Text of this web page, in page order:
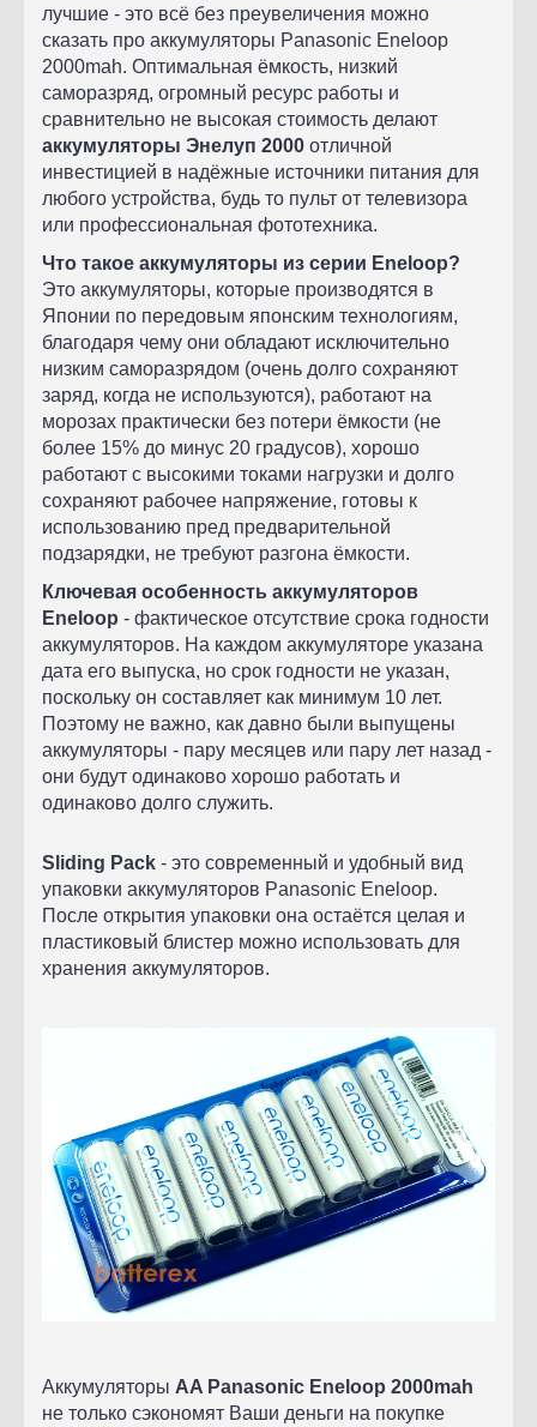
лучшие - это всё без преувеличения можно
сказать про аккумуляторы Panasonic Eneloop
2000mah. Оптимальная ёмкость, низкий
саморазряд, огромный ресурс работы и
сравнительно не высокая стоимость делают
аккумуляторы Энелуп 2000 отличной
инвестицией в надёжные источники питания для
любого устройства, будь то пульт от телевизора
или профессиональная фототехника.
Что такое аккумуляторы из серии Eneloop?
Это аккумуляторы, которые производятся в
Японии по передовым японским технологиям,
благодаря чему они обладают исключительно
низким саморазрядом (очень долго сохраняют
заряд, когда не используются), работают на
морозах практически без потери ёмкости (не
более 15% до минус 20 градусов), хорошо
работают с высокими токами нагрузки и долго
сохраняют рабочее напряжение, готовы к
использованию пред предварительной
подзарядки, не требуют разгона ёмкости.
Ключевая особенность аккумуляторов
Eneloop - фактическое отсутствие срока годности
аккумуляторов. На каждом аккумуляторе указана
дата его выпуска, но срок годности не указан,
поскольку он составляет как минимум 10 лет.
Поэтому не важно, как давно были выпущены
аккумуляторы - пару месяцев или пару лет назад -
они будут одинаково хорошо работать и
одинаково долго служить.
Sliding Pack - это современный и удобный вид
упаковки аккумуляторов Panasonic Eneloop.
После открытия упаковки она остаётся целая и
пластиковый блистер можно использовать для
хранения аккумуляторов.
Аккумуляторы AA Panasonic Eneloop 2000mah
не только сэкономят Ваши деньги на покупке